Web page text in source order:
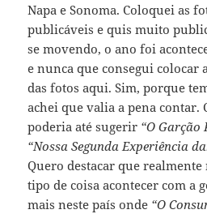
Napa e Sonoma. Coloquei as
publicáveis e quis muito
se movendo, o ano foi
e nunca que consegui colocar
das fotos aqui. Sim, porque
achei que valia a pena contar.
poderia até sugerir “O Garção
“Nossa Segunda Experiência
Quero destacar que realmente
tipo de coisa acontecer com a
mais neste país onde “O